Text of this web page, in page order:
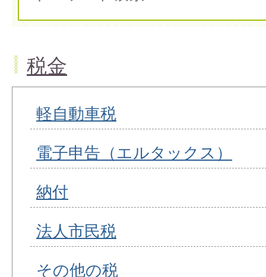
税金
軽自動車税
電子申告（エルタックス）
納付
法人市民税
その他の税